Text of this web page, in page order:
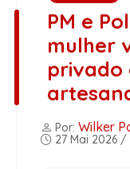
PM e
mulher
privado
Por: Wilker
27 Mai 2026 /